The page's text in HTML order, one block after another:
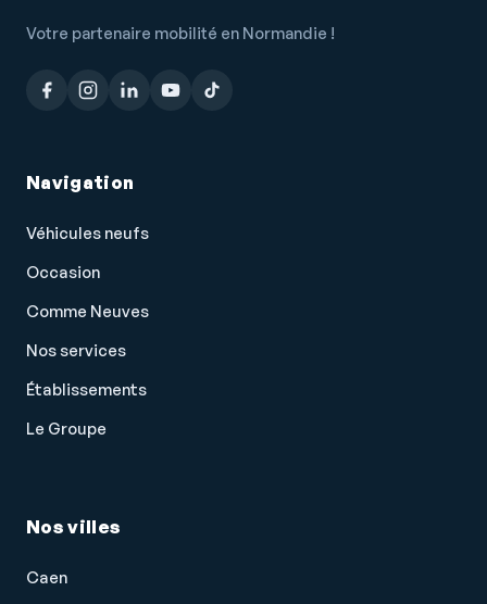
Tissu Triangle Ties Noir/Gris
Vitres avant électriques
Vitres teintées
Volant cuir
Volant multifonction
Votre partenaire mobilité en Normandie !
Navigation
Véhicules neufs
Occasion
Comme Neuves
Nos services
Établissements
Le Groupe
Nos villes
Caen